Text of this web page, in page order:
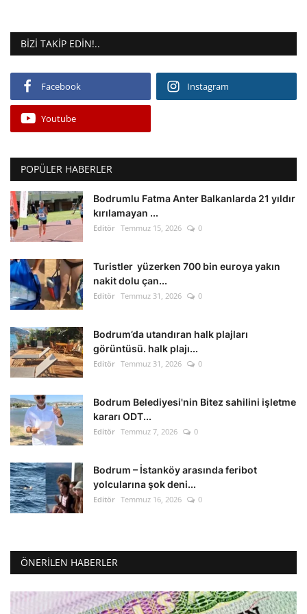
BIZI TAKIP EDIN!..
Facebook Instagram
Youtube
POPÜLER HABERLER
Bodrumlu Fatma Anter Balkanlarda 21 yıldır
kırılamayan ...
Editör Temmuz 15, 2026 0
Turistler yüzerken 700 bin euroya yakın
nakit dolu çan...
Editör Temmuz 31, 2026 0
Bodrum’da utandıran halk plajları
görüntüsü. halk plajı...
Editör Temmuz 31, 2026 0
Bodrum Belediyesi'nin Bitez sahilini işletme
kararı ODT...
Editör Temmuz 7, 2026 0
Bodrum – İstanköy arasında feribot
yolcularına şok deni...
Editör Temmuz 16, 2026 0
ÖNERILEN HABERLER